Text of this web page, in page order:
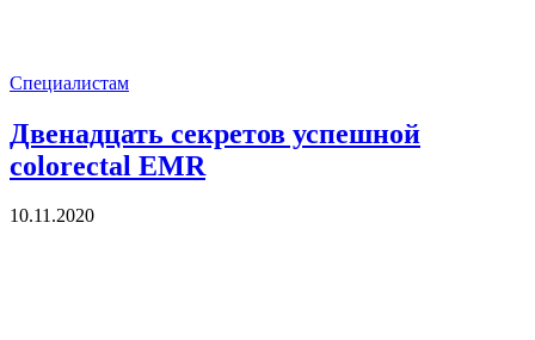
Специалистам
Двенадцать секретов успешной
colorectal EMR
10.11.2020